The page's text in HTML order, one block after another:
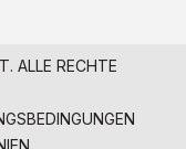
ALLE RECHTE